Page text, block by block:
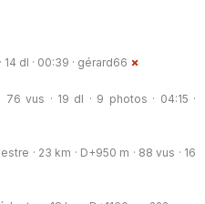
dl · 00:39 · gérard66
vus · 19 dl · 9 photos · 04:15 ·
· 23 km · D+950 m · 88 vus · 16